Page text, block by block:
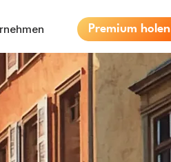
Premium holen